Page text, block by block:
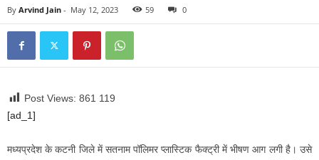
By Arvind Jain - May 12, 2023 59 0
Post Views: 861 119
[ad_1]
मध्यप्रदेश के कटनी जिले में सतनाम पॉलिमर प्लास्टिक फैक्ट्री में भीषण आग लगी है। उसे